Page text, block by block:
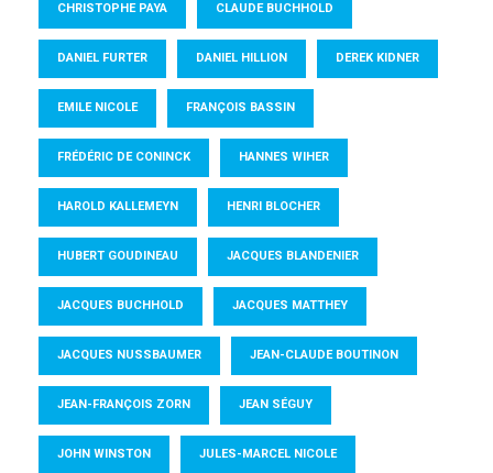
CHRISTOPHE PAYA CLAUDE BUCHHOLD
DANIEL FURTER DANIEL HILLION DEREK KIDNER
EMILE NICOLE FRANÇOIS BASSIN
FRÉDÉRIC DE CONINCK HANNES WIHER
HAROLD KALLEMEYN HENRI BLOCHER
HUBERT GOUDINEAU JACQUES BLANDENIER
JACQUES BUCHHOLD JACQUES MATTHEY
JACQUES NUSSBAUMER JEAN-CLAUDE BOUTINON
JEAN-FRANÇOIS ZORN JEAN SÉGUY
JOHN WINSTON JULES-MARCEL NICOLE